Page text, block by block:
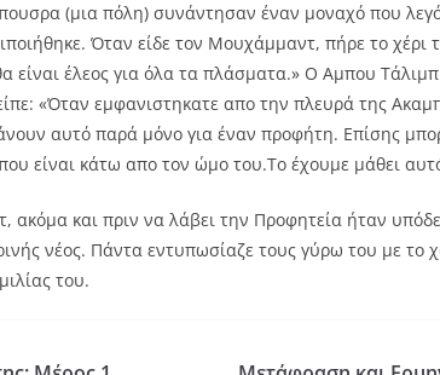
(μια πόλη) συνάντησαν έναν μοναχό που
Όταν είδε τον Μουχάμμαντ, πήρε το χέρι
είναι έλεος για όλα τα πλάσματα.» Ο Αμπου
«Όταν εμφανιστηκατε απο την πλευρά της
αυτό παρά μόνο για έναν προφήτη. Επίσης
είναι κάτω απο τον ώμο του.Το έχουμε μάθει
και πριν να λάβει την Προφητεία ήταν
νέος. Πάντα εντυπωσίαζε τους γύρω του με το
του.